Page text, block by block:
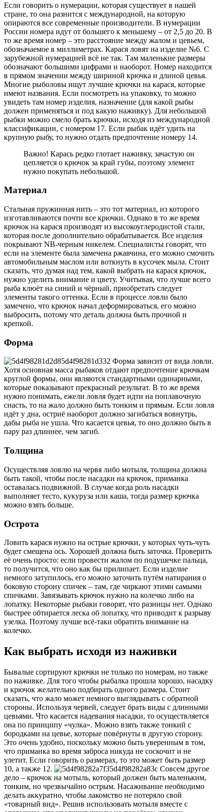
Если говорить о нумерации, которая существует в нашей
стране, то она разнится с международной, на которую
опираются все современные производители. В нумерации
России номера идут от большего к меньшему – от 2,5 до 20. В
то же время номер – это расстояние между жалом и цевьем,
обозначаемое в миллиметрах. Карася ловят на изделие №6. С
зарубежной нумерацией всё не так. Там маленькие размеры
обозначают большими цифрами и наоборот. Номер находится
в прямом значении между шириной крючка и длиной цевья.
Многие рыболовы ищут лучшие крючки на карася, которые
имеют названия. Если посмотреть на упаковку, то можно
увидеть там номер изделия, назначение (для какой рыбы
должен применяться и под какую наживку). Для небольшой
рыбки можно смело брать крючки, исходя из международной
классификации, с номером 17. Если рыбак идёт удить на
крупную рыбу, то нужно отдать предпочтение номеру 14.
Важно! Карась редко глотает наживку, зачастую он
цепляется о крючок за край губы, поэтому элемент
нужно покупать небольшой.
Материал
Стальная пружинная нить – это тот материал, из которого
изготавливаются почти все крючки. Однако в то же время
крючок на карася производят из высокоуглеродистой стали,
которая после дополнительно обрабатывается. Все изделия
покрывают NB-черным никелем. Специалисты говорят, что
если на элементе была замечена ржавчина, его можно смочить
автомобильным маслом или воткнуть в кусочек мыла. Стоит
сказать, что думая над тем, какой выбрать на карася крючок,
нужно уделить внимание и цвету. Учитывая, что лучше всего
рыба клюёт на синий и чёрный, приобретать следует
элементы такого оттенка. Если в процессе ловли было
замечено, что крючок начал деформироваться, его можно
выбросить, потому что деталь должна быть прочной и
крепкой.
Форма
Форма зависит от вида ловли.
Хотя основная масса рыбаков отдают предпочтение крючкам
круглой формы, они являются стандартными одинарными,
которые показывают прекрасный результат. В то же время
нужно понимать, ежели ловля будет идти на поплавочную
снасть, то на жало должно быть тонким и прямым. Если ловля
идёт у дна, остриё наоборот должно загибаться вовнутрь,
дабы рыба не ушла. Что касается цевья, то оно должно быть в
пару раз длиннее, чем загиб.
Толщина
Осуществляя ловлю на червя либо мотыля, толщина должна
быть такой, чтобы после насадки на крючок, приманка
оставалась подвижной. В случае когда роль насадки
выполняет тесто, кукуруза или каша, тогда размер крючка
можно взять больше.
Острота
Ловить карася нужно на острые крючки, у которых чуть-чуть
будет смещена ось. Хорошей должна быть заточка. Проверить
её очень просто: если провести жалом по подушечке пальца,
то получится, что оно как бы прилипает. Если изделие
немного затупилось, его можно заточить путём натирания о
боковую сторону спичек – там, где чиркают этими самыми
спичками. Завязывать крючок нужно на колечко либо на
лопатку. Некоторые рыбаки говорят, что разницы нет. Однако
быстрее обтирается леска об лопатку, что приводит к разрыву
узелка. Поэтому лучше всё-таки обратить внимание на
колечко.
Как выбрать исходя из наживки
Бывалые сортируют крючки не только по номерам, но также
по наживке. Для того чтобы рыбалка прошла хорошо, насадку
и крючок желательно подбирать одного размера. Стоит
сказать, что жало может немного выглядывать с обратной
стороны. Используя червей, следует брать виды с длинными
цевьями. Что касается надевания насадки, то осуществляется
она по принципу «чулка». Можно взять также тонкий с
бородками на цевье, которые повёрнуты в другую сторону.
Это очень удобно, поскольку можно быть уверенным в том,
что приманка во время заброса никуда не соскочит и не
улетит. Если говорить о размерах, то это может быть размер
10, а также 12.
Совсем другое
дело – крючок на мотыль, который должен быть маленьким,
тонким, но чрезвычайно острым. Насаживание необходимо
делать аккуратно, чтобы лакомство не потеряло свой
«товарный вид». Решив использовать мотыля вместе с